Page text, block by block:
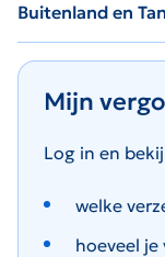
Buitenland en
Mijn
Log in en
welke
hoeveel